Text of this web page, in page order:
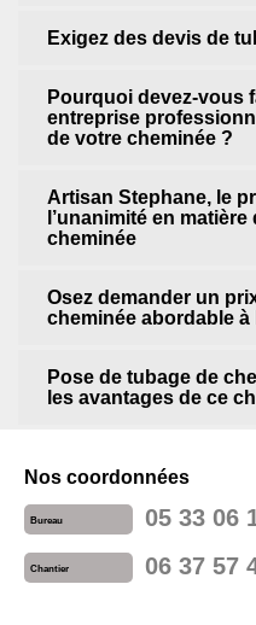
Exigez des devis de
Pourquoi devez-vous
entreprise
de votre cheminée ?
Artisan Stephane, le
l’unanimité en
cheminée
Osez demander un
cheminée abordable
Pose de tubage de
les avantages de ce
Nos coordonnées
Bureau 05 33 06
Chantier 06 37 57